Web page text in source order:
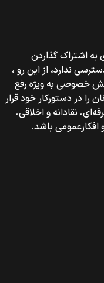
اشتراک گذاردن
ندارد، از این رو ،
خصوصی به ویژه رفع
را در دستورکار خود قرار
نقادانه و اخلاقی،
باشد.